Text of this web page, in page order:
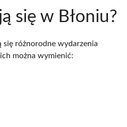
się w Błoniu?
różnorodne wydarzenia
można wymienić: